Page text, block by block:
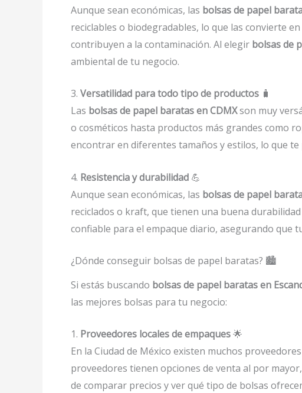
Aunque sean económicas, las bolsas de papel
reciclables o biodegradables, lo que las convierte
contribuyen a la contaminación. Al elegir bolsas de
ambiental de tu negocio.
3. Versatilidad para todo tipo de productos 🧳
Las bolsas de papel baratas en CDMXson muy
o cosméticos hasta productos más grandes como
encontrar en diferentes tamaños y estilos, lo que
4. Resistencia y durabilidad 💪
Aunque sean económicas, las bolsas de papel
reciclados o kraft, que tienen una buena
confiable para el empaque diario, asegurando que
¿Dónde conseguir bolsas de papel baratas? 🏙️
Si estás buscando bolsas de papel baratas en
las mejores bolsas para tu negocio:
1. Proveedores locales de empaques🌟
En la Ciudad de México existen muchos
proveedores tienen opciones de venta al por
de comparar precios y ver qué tipo de bolsas